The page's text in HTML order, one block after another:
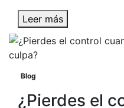
Leer más
Blog
¿Pierdes el